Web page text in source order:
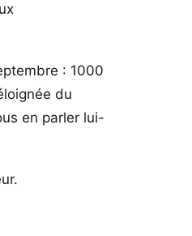
: 1000
du
en parler lui-